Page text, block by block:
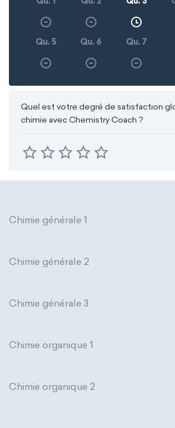
Qu. 1 Qu. 2 Qu. 3
Qu. 5 Qu. 6 Qu. 7
Quel est votre degré de satisfaction
chimie avec Chemistry Coach ?
Chimie générale 1
Chimie générale 2
Chimie générale 3
Chimie organique 1
Chimie organique 2